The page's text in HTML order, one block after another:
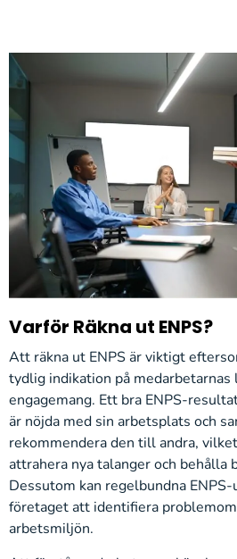
Varför Räkna ut ENPS?
Att räkna ut ENPS är viktigt
tydlig indikation på medarbetarnas
engagemang. Ett bra ENPS-
är nöjda med sin arbetsplats och
rekommendera den till andra,
attrahera nya talanger och behålla
Dessutom kan regelbundna
företaget att identifiera
arbetsmiljön.